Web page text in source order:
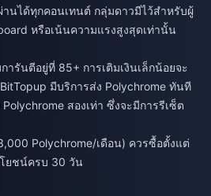
านได้ทุกคอนเทนต์ กลุ่มดาวมีไว้สำหรับผู้
หรือเน้นความแรงสูงสุดเท่านั้น
ารันตีอยู่ที่ 85+ การเติมเงินเล็กน้อยจะ
มีบริการส่ง Polychrome ทันที
Polychrome สองเท่า ซึ่งจะมีการรีเซ็ต
Polychrome/เดือน) ควรซื้อตั้งแต่
ยชน์ครบ 30 วัน